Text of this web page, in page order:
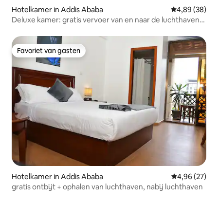
Hotelkamer in Addis Ababa Gemiddelde
4,89 (38)
Deluxe kamer: gratis vervoer van en naar de luchthaven,
Favoriet van gasten
Favoriet van gasten
Hotelkamer in Addis Ababa Gemiddelde
4,96 (27)
gratis ontbijt + ophalen van luchthaven, nabij luchthaven